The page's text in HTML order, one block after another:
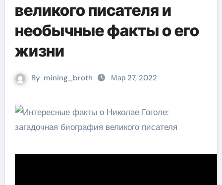
великого писателя и
необычные факты о его
жизни
By mining_broth Мар 27, 2022